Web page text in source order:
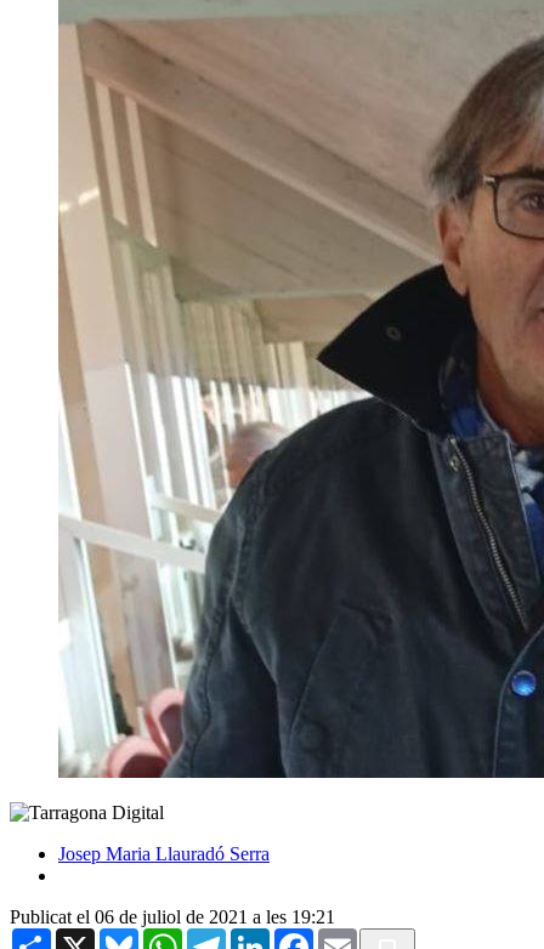
Josep Maria Llauradó Serra
Publicat el 06 de juliol de 2021 a les 19:21
Share X BlueskyWhatsAppTelegramLinkedInFacebook
Email